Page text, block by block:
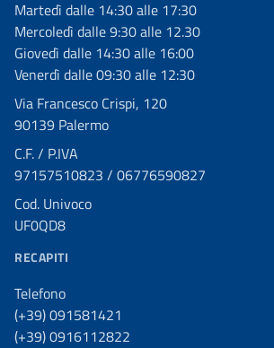
Martedì dalle 14:30 alle 17:30
Mercoledì dalle 9:30 alle 12.30
Giovedì dalle 14:30 alle 16:00
Venerdì dalle 09:30 alle 12:30
Via Francesco Crispi, 120
90139 Palermo
C.F. / P.IVA
97157510823 / 06776590827
Cod. Univoco
UF0QD8
RECAPITI
Telefono
(+39) 091581421
(+39) 0916112822